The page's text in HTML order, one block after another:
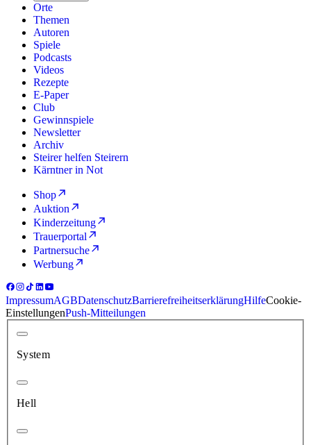
Orte
Themen
Autoren
Spiele
Podcasts
Videos
Rezepte
E-Paper
Club
Gewinnspiele
Newsletter
Archiv
Steirer helfen Steirern
Kärntner in Not
Shop
Auktion
Kinderzeitung
Trauerportal
Partnersuche
Werbung
ImpressumAGBDatenschutzBarrierefreiheitserklärungHilfeCookie-
EinstellungenPush-Mitteilungen
System
Hell